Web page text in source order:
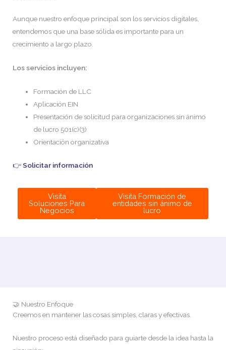
Aunque nuestro enfoque principal son los servicios digitales,
entendemos que una base sólida es importante para un
crecimiento a largo plazo.
Los servicios incluyen:
Formación de LLC
Aplicación EIN
Presentación de solicitud para organizaciones sin ánimo
de lucro 501(c)(3)
Orientación organizativa
👉Solicitar información
Visita
Soluciones Para
Negocios
Visita Formación de
entidades sin ánimo de
lucro
🤝 Nuestro Enfoque
Creemos en mantener las cosas simples, claras y efectivas.
Nuestro proceso está diseñado para guiarte desde la idea hasta la